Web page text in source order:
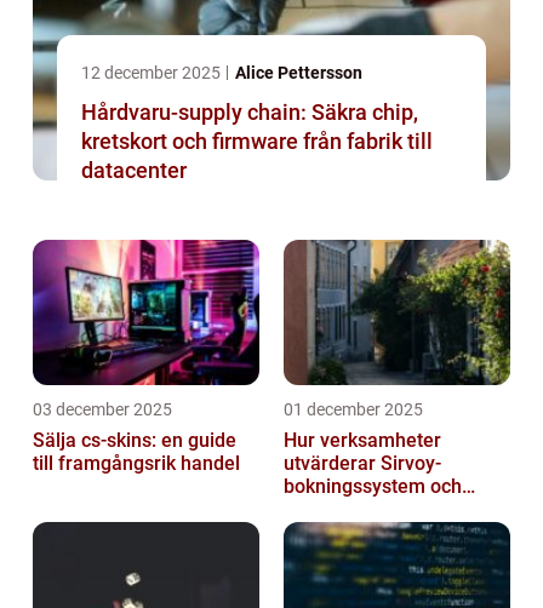
12 december 2025 Alice Pettersson
Hårdvaru-supply chain: Säkra chip,
kretskort och firmware från fabrik till
datacenter
03 december 2025
Sälja cs-skins: en guide
till framgångsrik handel
01 december 2025
Hur verksamheter
utvärderar Sirvoy-
bokningssystem och